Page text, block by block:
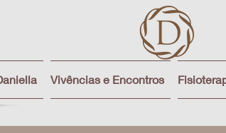
Vivências e Encontros